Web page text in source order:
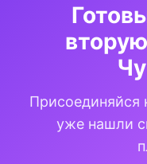
Присоединяйся
уже нашли